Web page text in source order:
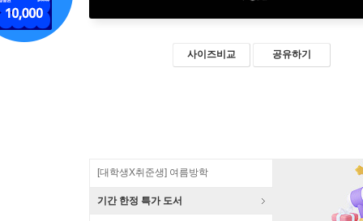
사이즈비교 공유하기
[대학생X취준생] 여름방학
기간 한정 특가 도서